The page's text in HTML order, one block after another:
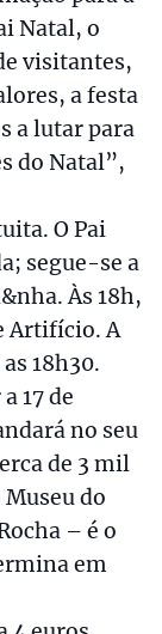
Natal, o
visitantes,
a festa
a lutar para
do Natal”,
O Pai
segue-se a
Às 18h,
Artifício. A
18h30.
17 de
no seu
de 3 mil
do
– é o
em